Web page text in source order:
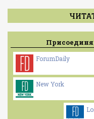
ForumDaily
New York